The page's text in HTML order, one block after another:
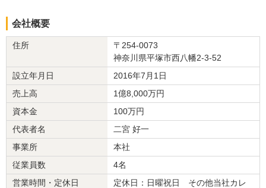
す。こちらの意向に沿った施工にも大変感謝しています。子どもが
安全に遊べるスペースができて、親としても安心できました。期待
以上の出来栄えや、価格にも満足しています。また、機会があれば
こちらの会社にお願いしたいです。
この会社に決めた理由
リフォーム会社からの返答
この度は外構の工事をご依頼いただき誠にありがとうございます。
工事の際にお車の移動などお心遣いいただき大変ありがとうござい
ました。新築からまだ4年程度という事でコンクリート土間自体の強
度が強く、シャッターレール部分の土間解体時の騒音で長くご迷惑
をお掛けしましたが、問題なく完成を迎えることができ何よりでご
会社概要
住所
〒254-0073
神奈川県平塚市西八幡2-3-52
設立年月日
2016年7月1日
売上高
1億8,000万円
資本金
100万円
代表者名
二宮 好一
事業所
本社
従業員数
4名
営業時間・定休日
定休日：日曜祝日 その他当社カレ